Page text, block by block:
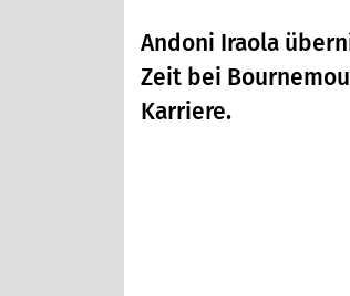
Andoni Iraola
Zeit bei
Karriere.